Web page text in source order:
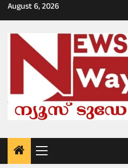
Skip
to
August 6, 2026
Primary
Menu